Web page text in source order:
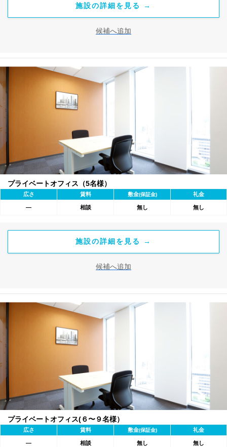
施設の詳細を見る →
候補へ追加
プライベートオフィス（5名様）
広さ 賃料 敷金(保証金) 礼金
― 相談 無し 無し
施設の詳細を見る →
候補へ追加
プライベートオフィス(６〜９名様）
広さ 賃料 敷金(保証金) 礼金
― 相談 無し 無し